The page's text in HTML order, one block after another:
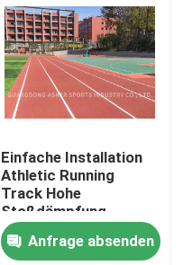
Einfache Installation
Athletic Running
Track Hohe
Stoßdämpfung
Anfrage absenden